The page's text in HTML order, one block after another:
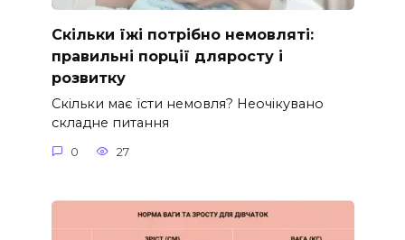
Скільки їжі потрібно немовляті:
правильні порції дляросту і
розвитку
Скільки має їсти немовля? Неочікувано
складне питання
0 27